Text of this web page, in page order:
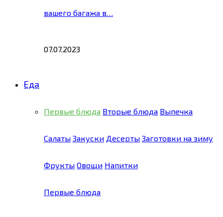
вашего багажа в…
07.07.2023
Еда
Первые блюда Вторые блюда Выпечка
Салаты Закуски Десерты Заготовки на зиму
Фрукты Овощи Напитки
Первые блюда